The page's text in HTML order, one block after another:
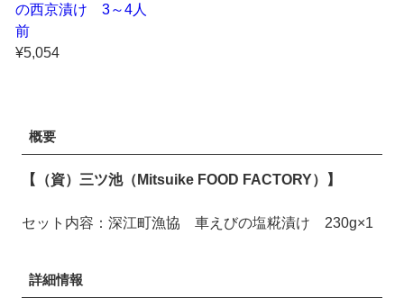
の西京漬け 3～4人
前
¥5,054
概要
【（資）三ツ池（Mitsuike FOOD FACTORY）】
セット内容：深江町漁協 車えびの塩糀漬け 230g×1
詳細情報